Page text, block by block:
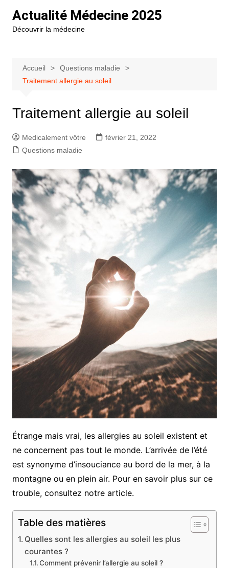
contenu
Actualité Médecine 2025
Découvrir la médecine
Accueil
Questions maladie
Traitement allergie au soleil
Traitement allergie au soleil
Medicalement vôtre
février 21, 2022
Questions maladie
Étrange mais vrai, les allergies au soleil existent et
ne concernent pas tout le monde. L’arrivée de l’été
est synonyme d’insouciance au bord de la mer, à la
montagne ou en plein air. Pour en savoir plus sur ce
trouble, consultez notre article.
Table des matières
Quelles sont les allergies au soleil les plus
courantes ?
Comment prévenir l’allergie au soleil ?